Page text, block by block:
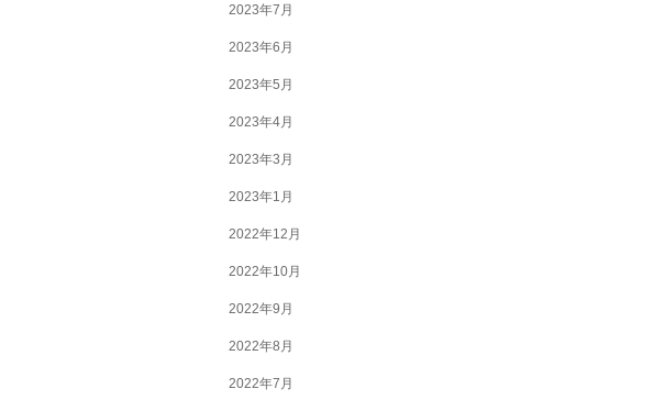
2023年7月
2023年6月
2023年5月
2023年4月
2023年3月
2023年1月
2022年12月
2022年10月
2022年9月
2022年8月
2022年7月